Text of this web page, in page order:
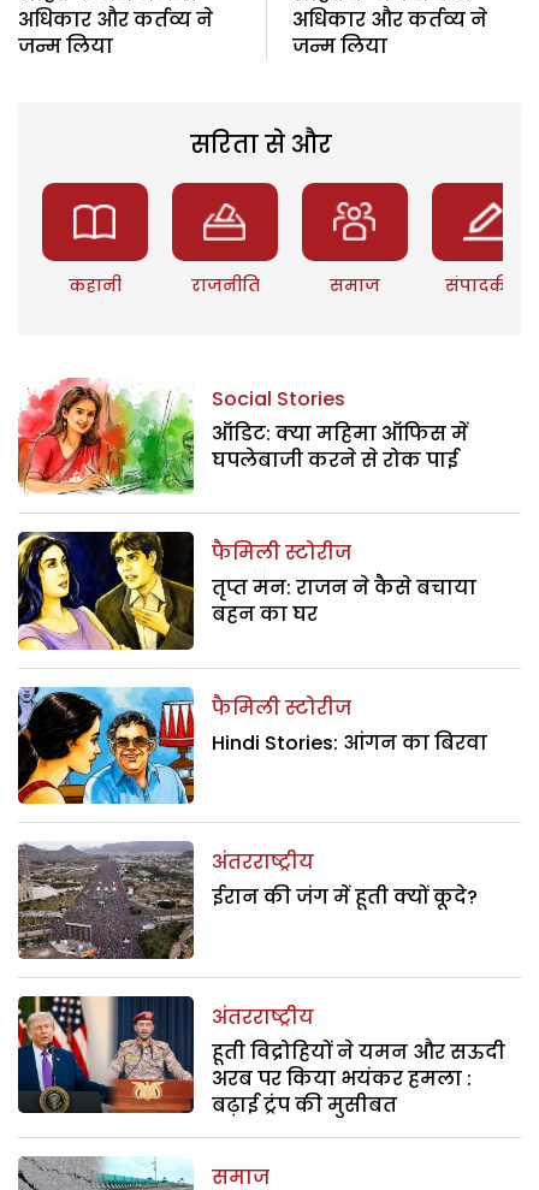
अधिकार और कर्तव्य ने
जन्म लिया
अधिकार और कर्तव्य ने
जन्म लिया
सरिता से और
कहानी राजनीति समाज संपादकीय
Social Stories
ऑडिट: क्या महिमा ऑफिस में
घपलेबाजी करने से रोक पाई
फैमिली स्टोरीज
तृप्त मन: राजन ने कैसे बचाया
बहन का घर
फैमिली स्टोरीज
Hindi Stories: आंगन का बिरवा
अंतरराष्ट्रीय
ईरान की जंग में हूती क्यों कूदे?
अंतरराष्ट्रीय
हूती विद्रोहियों ने यमन और सऊदी
अरब पर किया भयंकर हमला :
बढ़ाई ट्रंप की मुसीबत
समाज